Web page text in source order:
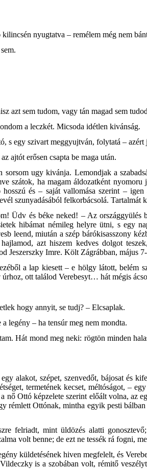
nyugtatva – remélem még nem
azt sem tudom, vagy tán magad sem
a leczkét. Micsoda idétlen kivánság.
s egy szivart meggyujtván, folytatá –
ajtót erősen csapta be maga után.
sorsom ugy kivánja. Lemondjak a
szátok, ha magam áldozatként
és – saját vallomása szerint – igen
szunyadásából felkorbácsolá. Tartalmát
Üdv és béke neked! – Az
hibámat némileg helyre ütni, s egy
leend, miután a szép bárókisasszony
azt hiszem kedves dolgot
Jeszerszky Imre. Költ Zágrábban, május
a lap kiesett – e hölgy látott, belém
ott találod Verebesyt… hát mégis
hogy annyit, se tudj? – Elcsaplak.
legény – ha tensúr meg nem mondta.
Hát mond meg neki: rögtön minden
alakot, szépet, szenvedőt, bájosat és
termetének kecset, méltóságot, –
nő Ottó képzelete szerint előált volna, az
rémlett Ottónak, mintha egyik pesti
felriadt, mint üldözés alatti
volt benne; de ezt ne tessék rá fogni,
küldetésének hiven megfelelt, és
is a szobában volt, rémitő